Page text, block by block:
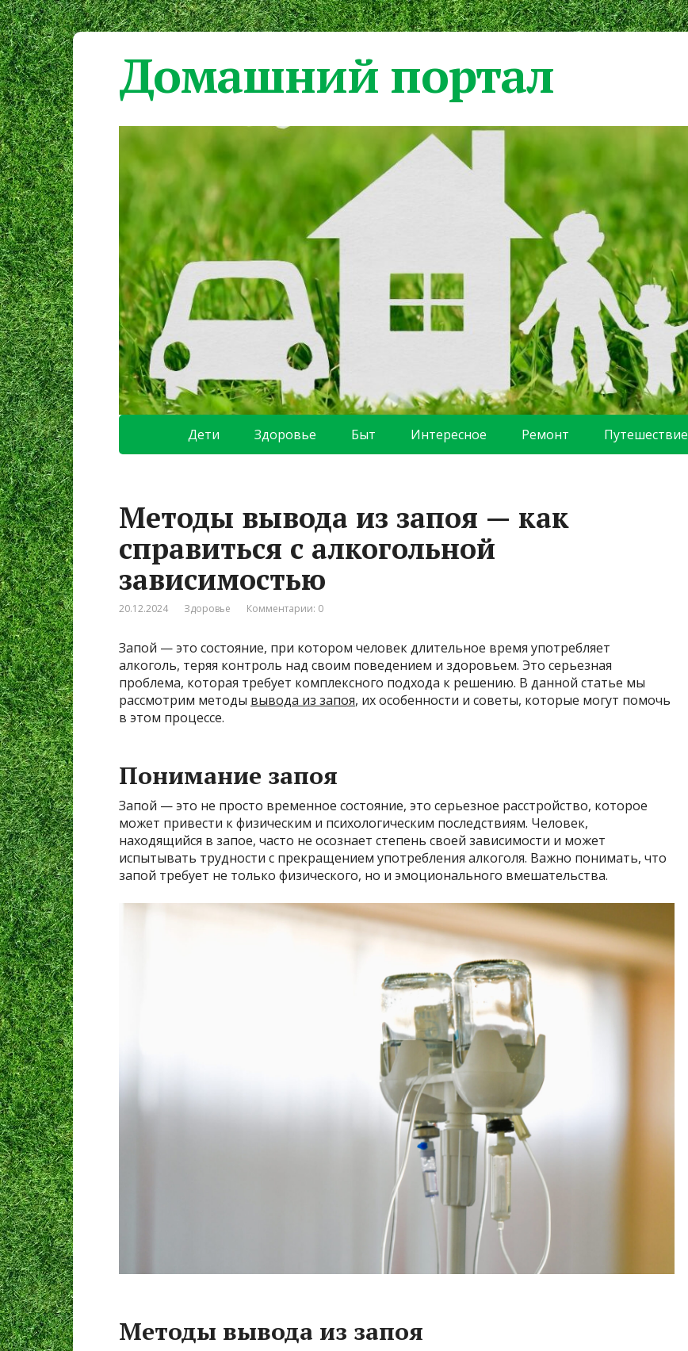
Домашний портал
Дети Здоровье Быт Интересное Ремонт Путешествие
Методы вывода из запоя — как
справиться с алкогольной
зависимостью
20.12.2024 Здоровье Комментарии: 0
Запой — это состояние, при котором человек длительное время употребляет
алкоголь, теряя контроль над своим поведением и здоровьем. Это серьезная
проблема, которая требует комплексного подхода к решению. В данной статье мы
рассмотрим методы вывода из запоя, их особенности и советы, которые могут помочь
в этом процессе.
Понимание запоя
Запой — это не просто временное состояние, это серьезное расстройство, которое
может привести к физическим и психологическим последствиям. Человек,
находящийся в запое, часто не осознает степень своей зависимости и может
испытывать трудности с прекращением употребления алкоголя. Важно понимать, что
запой требует не только физического, но и эмоционального вмешательства.
Методы вывода из запоя